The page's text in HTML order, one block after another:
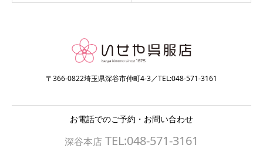
〒366-0822埼玉県深谷市仲町4-3／TEL:048-571-3161
お電話でのご予約・お問い合わせ
深谷本店 TEL:048-571-3161